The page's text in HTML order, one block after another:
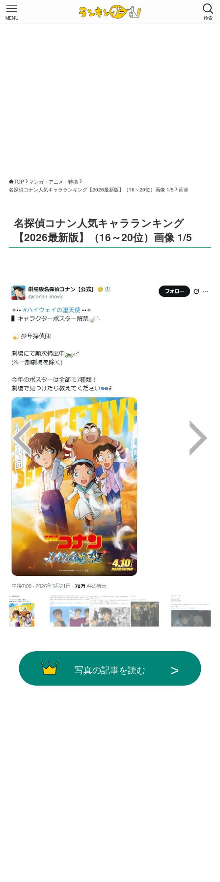
検索
MENU
TOP
マンガ・アニメ・特撮
名探偵コナン人気キャラランキング【2026最新版】（16～20位）画像 1/5
画像
名探偵コナン人気キャラランキング
【2026最新版】（16～20位）画像 1/5
写真の記事を読む